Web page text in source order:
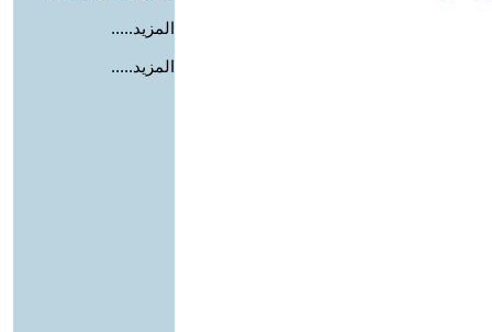
المزيد.....
المزيد.....